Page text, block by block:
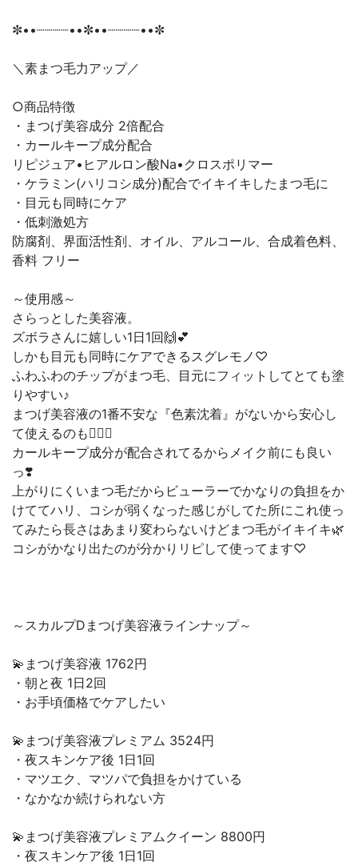
✼••┈┈┈┈••✼••┈┈┈┈••✼
＼素まつ毛力アップ／
○商品特徴
・まつげ美容成分 2倍配合
・カールキープ成分配合
リピジュア•ヒアルロン酸Na•クロスポリマー
・ケラミン(ハリコシ成分)配合でイキイキしたまつ毛に
・目元も同時にケア
・低刺激処方
防腐剤、界面活性剤、オイル、アルコール、合成着色料、
香料 フリー
～使用感～
さらっとした美容液。
ズボラさんに嬉しい1日1回🙌💕
しかも目元も同時にケアできるスグレモノ♡
ふわふわのチップがまつ毛、目元にフィットしてとても塗
りやすい♪
まつげ美容液の1番不安な『色素沈着』がないから安心し
て使えるのも🙆‍♀️✨
カールキープ成分が配合されてるからメイク前にも良い
っ❣️
上がりにくいまつ毛だからビューラーでかなりの負担をか
けててハリ、コシが弱くなった感じがしてた所にこれ使っ
てみたら長さはあまり変わらないけどまつ毛がイキイキ🌿
コシがかなり出たのが分かりリピして使ってます♡
～スカルプDまつげ美容液ラインナップ～
💫まつげ美容液 1762円
・朝と夜 1日2回
・お手頃価格でケアしたい
💫まつげ美容液プレミアム 3524円
・夜スキンケア後 1日1回
・マツエク、マツパで負担をかけている
・なかなか続けられない方
💫まつげ美容液プレミアムクイーン 8800円
・夜スキンケア後 1日1回